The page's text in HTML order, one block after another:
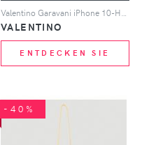
VALENTINO
ENTDECKEN SIE
-40%